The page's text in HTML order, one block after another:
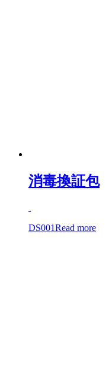
消毒換証包
DS001Read more